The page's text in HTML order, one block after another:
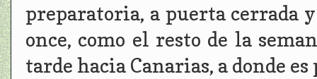
preparatoria, a puerta cerrada
once, como el resto de la
tarde hacia Canarias, a donde